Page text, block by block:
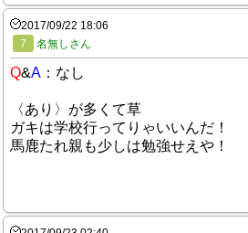
2017/09/22 18:06
7
名無しさん
Q&A ：なし
〈あり〉が多くて草
ガキは学校行ってりゃいいんだ！
馬鹿たれ親も少しは勉強せえや！